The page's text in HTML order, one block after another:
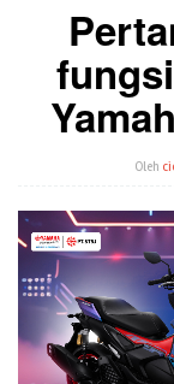
Oleh